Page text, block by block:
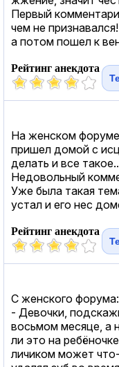
Первый
чем не
а потом пошел к
Рейтинг анекдота
На женском
пришел домой с
делать и все
Недовольный
Уже была такая
устал и его нес
Рейтинг анекдота
С женского форума:
- Девочки,
восьмом месяце, а
ли это на
личиком может